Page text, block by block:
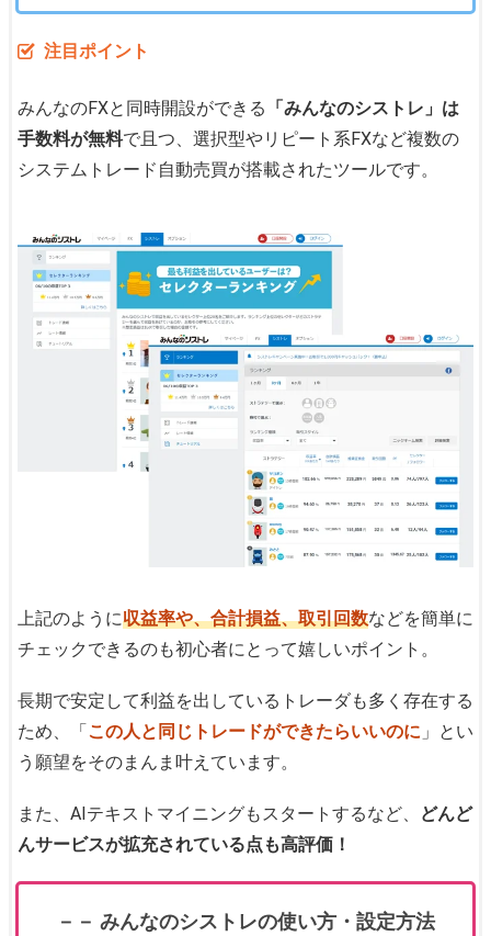
注目ポイント
みんなのFXと同時開設ができる 「みんなのシストレ」は
手数料が無料で且つ、選択型やリピート系FXなど複数の
システムトレード自動売買が搭載されたツールです。
上記のように収益率や、合計損益、取引回数などを簡単に
チェックできるのも初心者にとって嬉しいポイント。
長期で安定して利益を出しているトレーダも多く存在する
ため、「この人と同じトレードができたらいいのに 」とい
う願望をそのまんま叶えています。
また、AIテキストマイニングもスタートするなど、
どんど
んサービスが拡充されている点も高評価！
－－ みんなのシストレの使い方・設定方法